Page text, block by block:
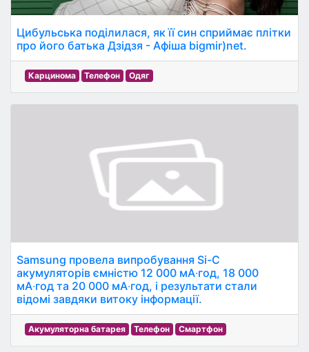
Цибульська поділилася, як її син сприймає плітки
про його батька Дзідзя - Афіша bigmir)net.
Карцинома Телефон Одяг
Samsung провела випробування Si-C
акумуляторів ємністю 12 000 мА∙год, 18 000
мА∙год та 20 000 мА∙год, і результати стали
відомі завдяки витоку інформації.
Акумуляторна батарея Телефон Смартфон